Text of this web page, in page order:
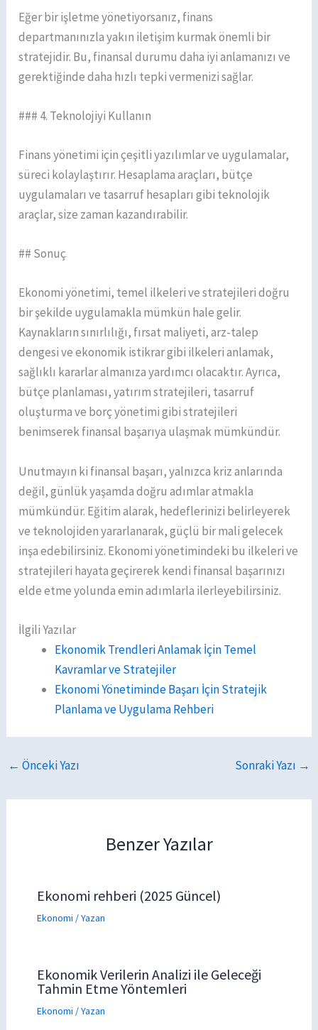
Eğer bir işletme yönetiyorsanız, finans
departmanınızla yakın iletişim kurmak önemli bir
stratejidir. Bu, finansal durumu daha iyi anlamanızı ve
gerektiğinde daha hızlı tepki vermenizi sağlar.
### 4. Teknolojiyi Kullanın
Finans yönetimi için çeşitli yazılımlar ve uygulamalar,
süreci kolaylaştırır. Hesaplama araçları, bütçe
uygulamaları ve tasarruf hesapları gibi teknolojik
araçlar, size zaman kazandırabilir.
## Sonuç
Ekonomi yönetimi, temel ilkeleri ve stratejileri doğru
bir şekilde uygulamakla mümkün hale gelir.
Kaynakların sınırlılığı, fırsat maliyeti, arz-talep
dengesi ve ekonomik istikrar gibi ilkeleri anlamak,
sağlıklı kararlar almanıza yardımcı olacaktır. Ayrıca,
bütçe planlaması, yatırım stratejileri, tasarruf
oluşturma ve borç yönetimi gibi stratejileri
benimserek finansal başarıya ulaşmak mümkündür.
Unutmayın ki finansal başarı, yalnızca kriz anlarında
değil, günlük yaşamda doğru adımlar atmakla
mümkündür. Eğitim alarak, hedeflerinizi belirleyerek
ve teknolojiden yararlanarak, güçlü bir mali gelecek
inşa edebilirsiniz. Ekonomi yönetimindeki bu ilkeleri ve
stratejileri hayata geçirerek kendi finansal başarınızı
elde etme yolunda emin adımlarla ilerleyebilirsiniz.
İlgili Yazılar
Ekonomik Trendleri Anlamak İçin Temel
Kavramlar ve Stratejiler
Ekonomi Yönetiminde Başarı İçin Stratejik
Planlama ve Uygulama Rehberi
← Önceki Yazı Sonraki Yazı →
Benzer Yazılar
Ekonomi rehberi (2025 Güncel)
Ekonomi / Yazan
Ekonomik Verilerin Analizi ile Geleceği
Tahmin Etme Yöntemleri
Ekonomi / Yazan